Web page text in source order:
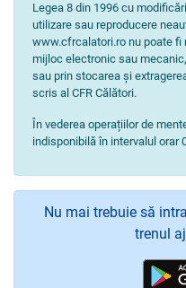
Legea 8 din 1996 cu
utilizare sau reproducere
www.cfrcalatori.ro nu poate fi
mijloc electronic sau
sau prin stocarea și
scris al CFR Călători.
În vederea operațiilor de
indisponibilă în intervalul orar
Nu mai trebuie să
trenul